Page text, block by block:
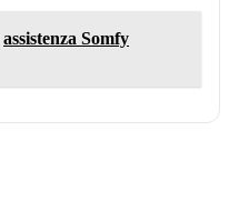
assistenza Somfy